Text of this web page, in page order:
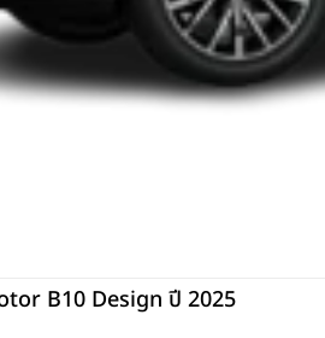
B10 Design ปี 2025